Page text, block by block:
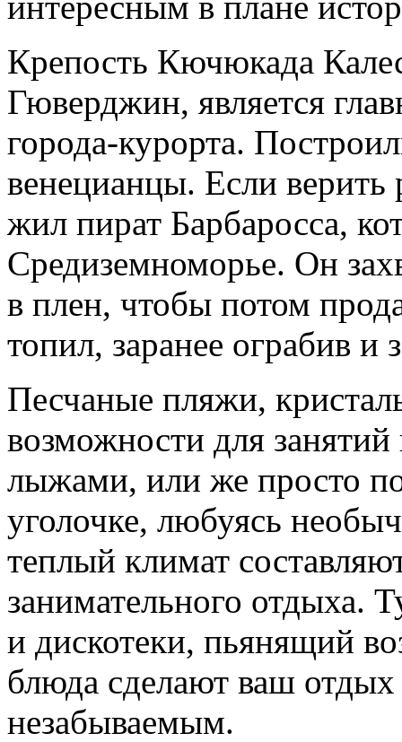
Крепость Кючюкада
Гюверджин, является
города-курорта.
венецианцы. Если верить
жил пират Барбаросса,
Средиземноморье. Он
в плен, чтобы потом
топил, заранее ограбив и
Песчаные пляжи,
возможности для
лыжами, или же просто
уголочке, любуясь
теплый климат
занимательного отдыха.
и дискотеки, пьянящий
блюда сделают ваш
незабываемым.